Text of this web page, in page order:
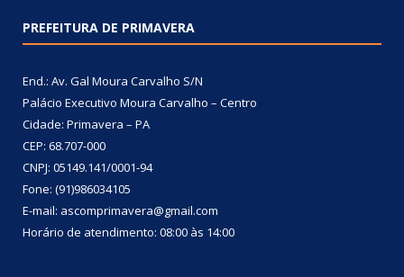
PREFEITURA DE PRIMAVERA
End.: Av. Gal Moura Carvalho S/N
Palácio Executivo Moura Carvalho – Centro
Cidade: Primavera – PA
CEP: 68.707-000
CNPJ: 05149.141/0001-94
Fone: (91)986034105
E-mail: ascomprimavera@gmail.com
Horário de atendimento: 08:00 às 14:00